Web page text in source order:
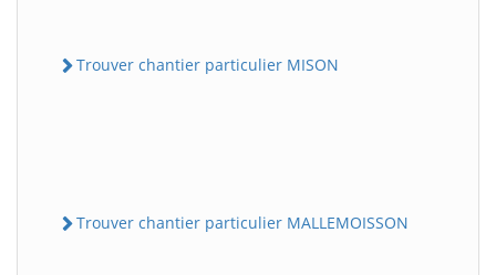
Trouver chantier particulier MISON
Trouver chantier particulier MALLEMOISSON